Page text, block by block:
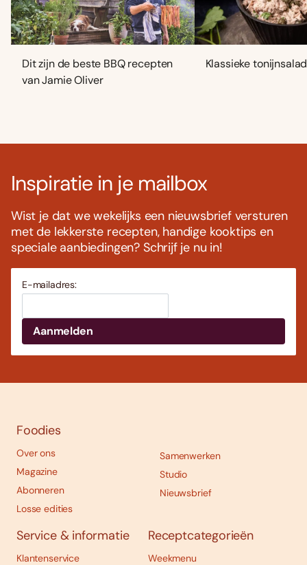
Dit zijn de beste BBQ recepten
van Jamie Oliver
Klassieke
Inspiratie in je mailbox
Wist je dat we wekelijks een nieuwsbrief versturen
met de lekkerste recepten, handige kooktips en
speciale aanbiedingen? Schrijf je nu in!
E-mailadres:
Foodies
Over ons
Magazine
Abonneren
Losse edities
Samenwerken
Studio
Nieuwsbrief
Service & informatie
Klantenservice
Receptcategorieën
Weekmenu